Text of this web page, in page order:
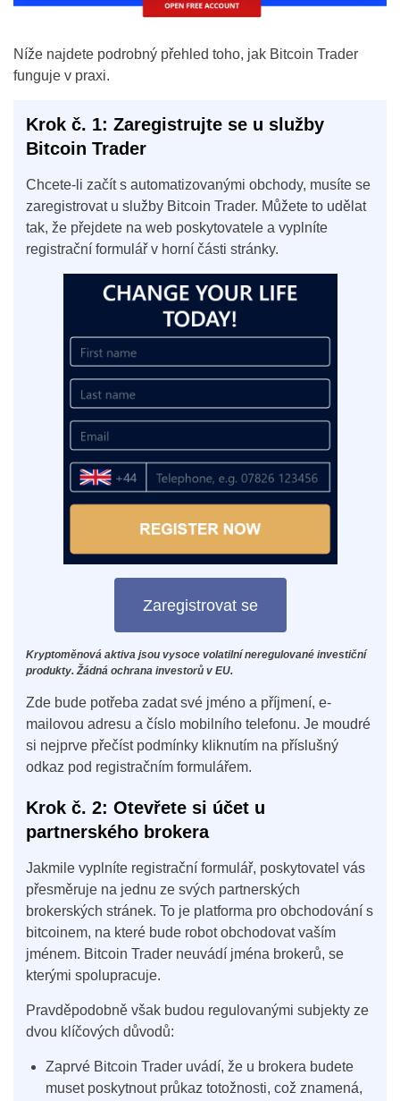
Níže najdete podrobný přehled toho, jak Bitcoin Trader
funguje v praxi.
Krok č. 1: Zaregistrujte se u služby
Bitcoin Trader
Chcete-li začít s automatizovanými obchody, musíte se
zaregistrovat u služby Bitcoin Trader. Můžete to udělat
tak, že přejdete na web poskytovatele a vyplníte
registrační formulář v horní části stránky.
Zaregistrovat se
Kryptoměnová aktiva jsou vysoce volatilní neregulované investiční
produkty. Žádná ochrana investorů v EU.
Zde bude potřeba zadat své jméno a příjmení, e-
mailovou adresu a číslo mobilního telefonu. Je moudré
si nejprve přečíst podmínky kliknutím na příslušný
odkaz pod registračním formulářem.
Krok č. 2: Otevřete si účet u
partnerského brokera
Jakmile vyplníte registrační formulář, poskytovatel vás
přesměruje na jednu ze svých partnerských
brokerských stránek. To je platforma pro obchodování s
bitcoinem, na které bude robot obchodovat vaším
jménem. Bitcoin Trader neuvádí jména brokerů, se
kterými spolupracuje.
Pravděpodobně však budou regulovanými subjekty ze
dvou klíčových důvodů:
Zaprvé Bitcoin Trader uvádí, že u brokera budete
muset poskytnout průkaz totožnosti, což znamená,